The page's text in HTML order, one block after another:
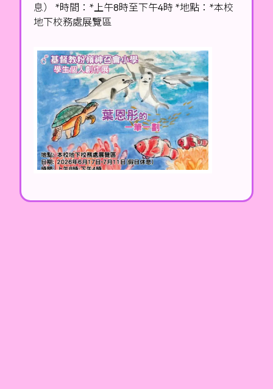
息） *時間：*上午8時至下午4時 *地點：*本校
地下校務處展覽區